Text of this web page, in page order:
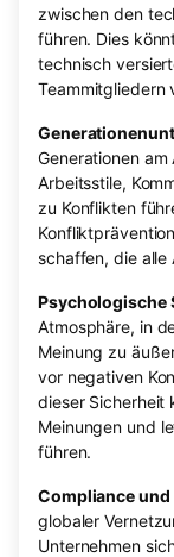
zwischen den
führen. Dies
technisch
Teammitgliedern
Generationen
Arbeitsstile,
zu Konflikten
schaffen, die
Psychologische
Atmosphäre, in
Meinung zu
vor negativen
dieser Sicherheit
Meinungen und
führen.
Compliance
globaler
Unternehmen